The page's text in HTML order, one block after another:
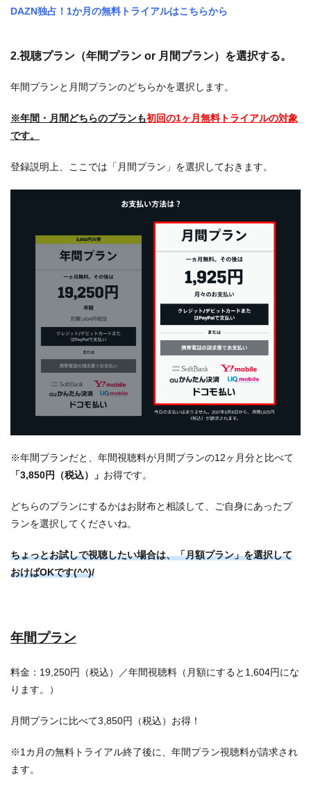
DAZN独占！1か月の無料トライアルはこちらから
2.視聴プラン（年間プラン or 月間プラン）を選択する。
年間プランと月間プランのどちらかを選択します。
※年間・月間どちらのプランも初回の1ヶ月無料トライアルの対象
です。
登録説明上、ここでは「月間プラン」を選択しておきます。
※年間プランだと、年間視聴料が月間プランの12ヶ月分と比べて
「3,850円（税込）」 お得です。
どちらのプランにするかはお財布と相談して、ご自身にあったプ
ランを選択してくださいね。
ちょっとお試しで視聴したい場合は、「月額プラン」を選択して
おけばOKです(^^)/
年間プラン
料金：19,250円（税込）／年間視聴料（月額にすると1,604円にな
ります。）
月間プランに比べて3,850円（税込）お得！
※1カ月の無料トライアル終了後に、年間プラン視聴料が請求され
ます。